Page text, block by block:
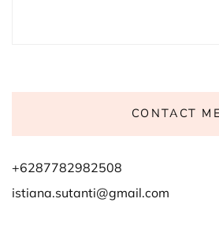
CONTACT ME
+6287782982508
istiana.sutanti@gmail.com